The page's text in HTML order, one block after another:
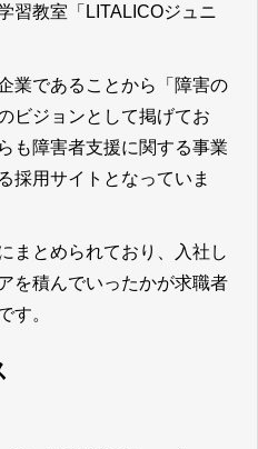
習教室「LITALICOジュニ
業であることから「障害の
ビジョンとして掲げてお
も障害者支援に関する事業
採用サイトとなっていま
まとめられており、入社し
を積んでいったかが求職者
す。